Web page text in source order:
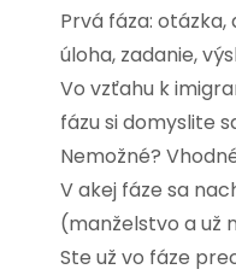
Prvá fáza:
úloha, zadanie,
Vo vzťahu k
fázu si domyslite
Nemožné?
V akej fáze sa
(manželstvo a už
Ste už vo fáze